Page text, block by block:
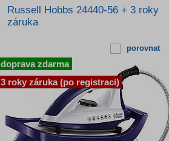
Russell Hobbs 24440-56 + 3 roky
záruka
porovnat
3 roky záruka (po registraci)
doprava zdarma